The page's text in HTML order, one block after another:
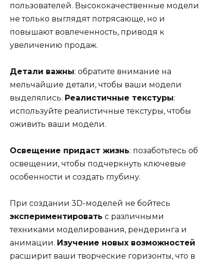
пользователей. Высококачественные модели
не только выглядят потрясающе, но и
повышают вовлеченность, приводя к
увеличению продаж.
Детали важны: обратите внимание на
мельчайшие детали, чтобы ваши модели
выделялись. Реалистичные текстуры:
используйте реалистичные текстуры, чтобы
оживить ваши модели.
Освещение придаст жизнь: позаботьтесь об
освещении, чтобы подчеркнуть ключевые
особенности и создать глубину.
При создании 3D-моделей не бойтесь
экспериментировать с различными
техниками моделирования, рендеринга и
анимации. Изучение новых возможностей
расширит ваши творческие горизонты, что в